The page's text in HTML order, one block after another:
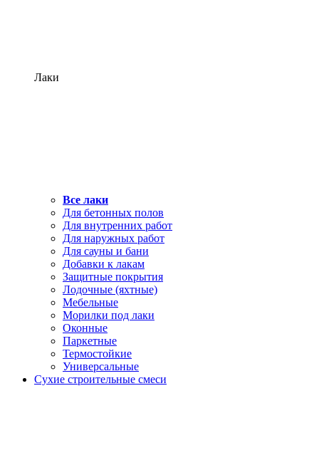
Лаки
Все лаки
Для бетонных полов
Для внутренних работ
Для наружных работ
Для сауны и бани
Добавки к лакам
Защитные покрытия
Лодочные (яхтные)
Мебельные
Морилки под лаки
Оконные
Паркетные
Термостойкие
Универсальные
Сухие строительные смеси